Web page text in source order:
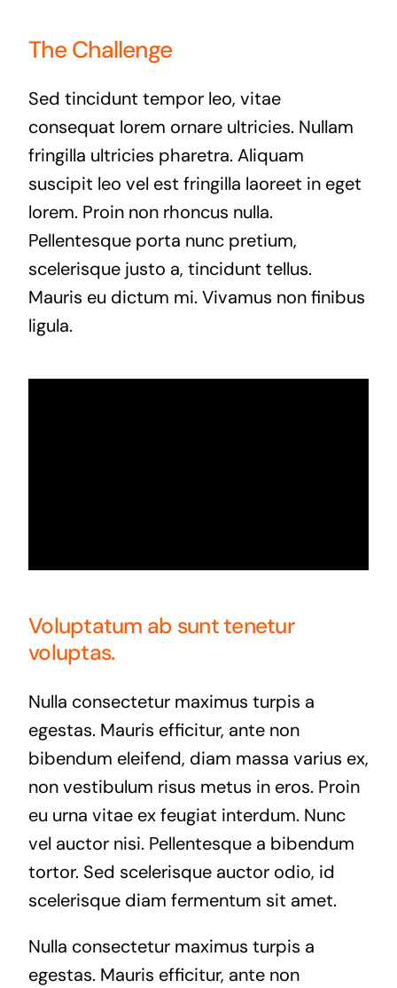
The Challenge
Sed tincidunt tempor leo, vitae
consequat lorem ornare ultricies. Nullam
fringilla ultricies pharetra. Aliquam
suscipit leo vel est fringilla laoreet in eget
lorem. Proin non rhoncus nulla.
Pellentesque porta nunc pretium,
scelerisque justo a, tincidunt tellus.
Mauris eu dictum mi. Vivamus non finibus
ligula.
Voluptatum ab sunt tenetur
voluptas.
Nulla consectetur maximus turpis a
egestas. Mauris efficitur, ante non
bibendum eleifend, diam massa varius ex,
non vestibulum risus metus in eros. Proin
eu urna vitae ex feugiat interdum. Nunc
vel auctor nisi. Pellentesque a bibendum
tortor. Sed scelerisque auctor odio, id
scelerisque diam fermentum sit amet.
Nulla consectetur maximus turpis a
egestas. Mauris efficitur, ante non